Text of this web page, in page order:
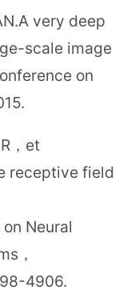
very deep
scale image
on
，et
receptive field
Neural
，
4906.